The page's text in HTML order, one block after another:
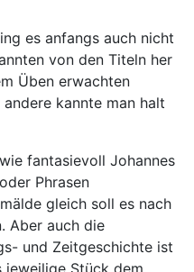
es anfangs auch nicht
von den Titeln her
Üben erwachten
kannte man halt
fantasievoll Johannes
Phrasen
gleich soll es nach
Aber auch die
und Zeitgeschichte ist
jeweilige Stück dem